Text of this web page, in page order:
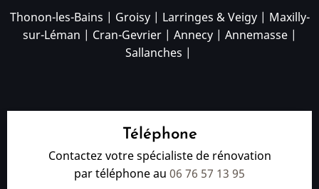
Thonon-les-Bains | Groisy| Larringes & Veigy| Maxilly-
sur-Léman | Cran-Gevrier| Annecy| Annemasse|
Sallanches |
Téléphone
Contactez votre spécialiste de rénovation
par téléphone au 06 76 57 13 95